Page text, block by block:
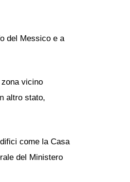
del Messico e a
vicino
altro stato,
come la Casa
del Ministero